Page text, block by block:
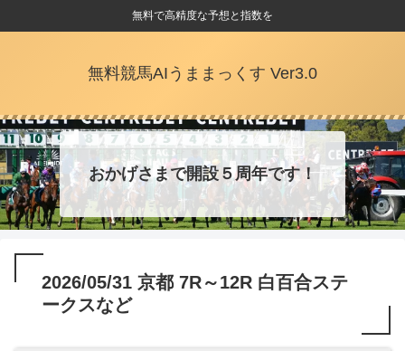
無料で高精度な予想と指数を
無料競馬AIうままっくす Ver3.0
おかげさまで開設５周年です！
2026/05/31 京都 7R～12R 白百合ステ
ークスなど